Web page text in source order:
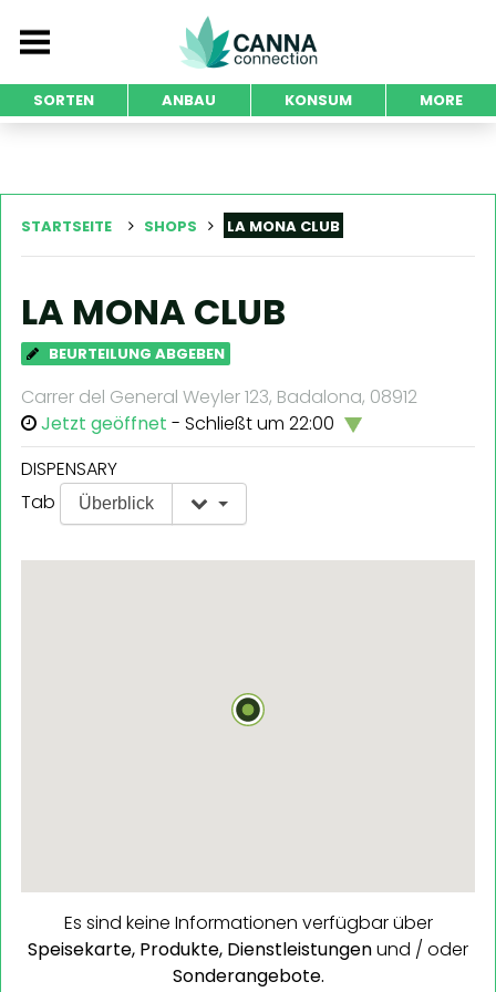
SORTEN ANBAU KONSUM MORE
STARTSEITE SHOPS LA MONA CLUB
LA MONA CLUB
BEURTEILUNG ABGEBEN
Carrer del General Weyler 123, Badalona, 08912
Jetzt geöffnet - Schließt um 22:00
DISPENSARY
Tab
Überblick
Es sind keine Informationen verfügbar über
Speisekarte, Produkte, Dienstleistungenund / oder
Sonderangebote.